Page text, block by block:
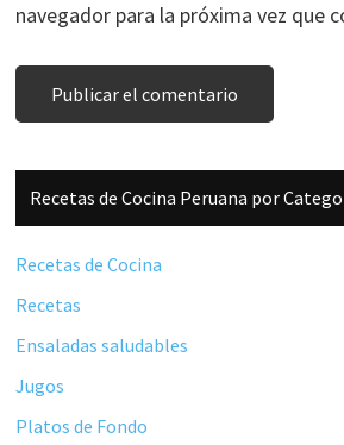
navegador para la próxima vez que
Barra
lateral
principal
Recetas de Cocina Peruana por
Recetas de Cocina
Recetas
Ensaladas saludables
Jugos
Platos de Fondo